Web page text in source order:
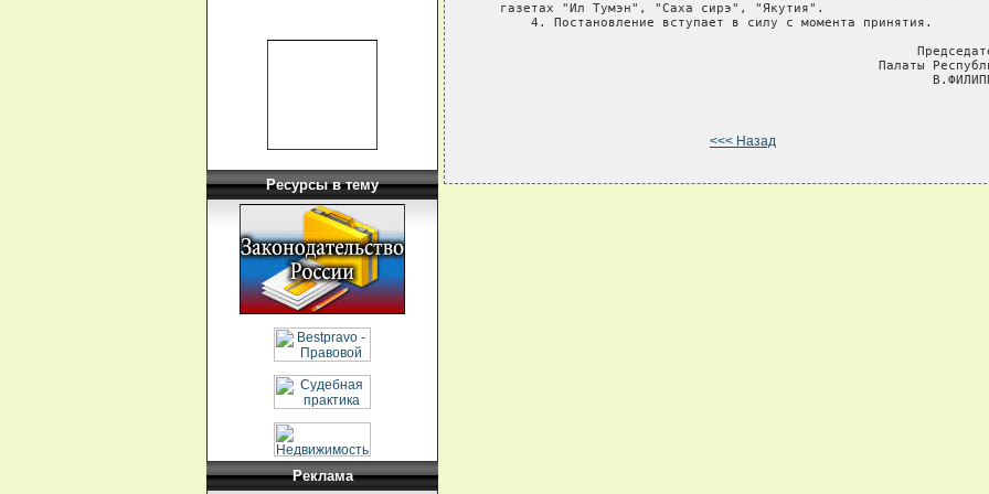
Ресурсы в тему
Реклама
   газетах "Ил Тумэн", "Саха сирэ", "Якутия".
       4. Постановление вступает в силу с момента принятия.
Палаты
<<< Назад